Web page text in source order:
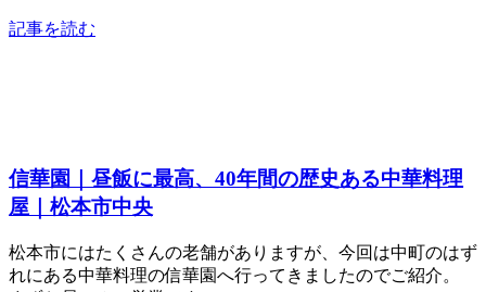
記事を読む
信華園｜昼飯に最高、40年間の歴史ある中華料理
屋｜松本市中央
松本市にはたくさんの老舗がありますが、今回は中町のはず
れにある中華料理の信華園へ行ってきましたのでご紹介。